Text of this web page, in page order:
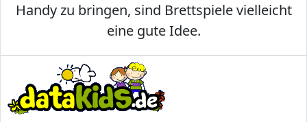
Handy zu bringen, sind Brettspiele vielleicht
eine gute Idee.